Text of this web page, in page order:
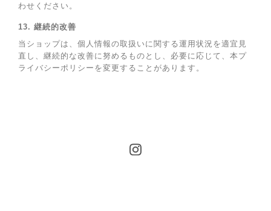
わせください。
13. 継続的改善
当ショップは、個人情報の取扱いに関する運用状況を適宜見
直し、継続的な改善に努めるものとし、必要に応じて、本プ
ライバシーポリシーを変更することがあります。